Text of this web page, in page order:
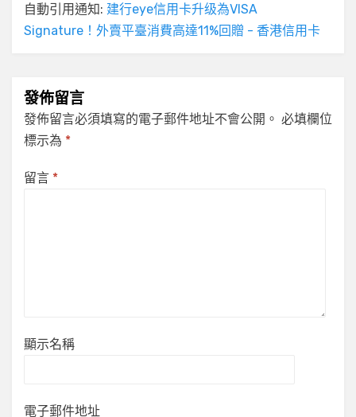
自動引用通知: 建行eye信用卡升级為VISA
Signature！外賣平臺消費高達11%回贈 - 香港信用卡
發佈留言
發佈留言必須填寫的電子郵件地址不會公開。 必填欄位
標示為 *
留言 *
顯示名稱
電子郵件地址